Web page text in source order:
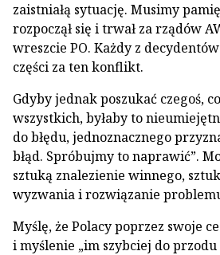
zaistniałą sytuację. Musimy
rozpoczął się i trwał za rządów
wreszcie PO. Każdy z
części za ten konflikt.
Gdyby jednak poszukać czegoś,
wszystkich, byłaby to
do błędu, jednoznacznego
błąd. Spróbujmy to naprawić”.
sztuką znalezienie winnego,
wyzwania i rozwiązanie
Myślę, że Polacy poprzez swoje
i myślenie „im szybciej do